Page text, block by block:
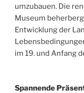
umzubauen. Die
Museum
Entwicklung der
im 19. und Anfang
Spannende